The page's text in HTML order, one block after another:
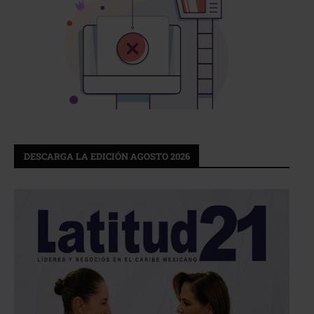
DESCARGA LA EDICIÓN AGOSTO 2026